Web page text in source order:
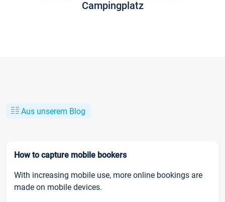
Campingplatz
Aus unserem Blog
How to capture mobile bookers
With increasing mobile use, more online bookings are
made on mobile devices.